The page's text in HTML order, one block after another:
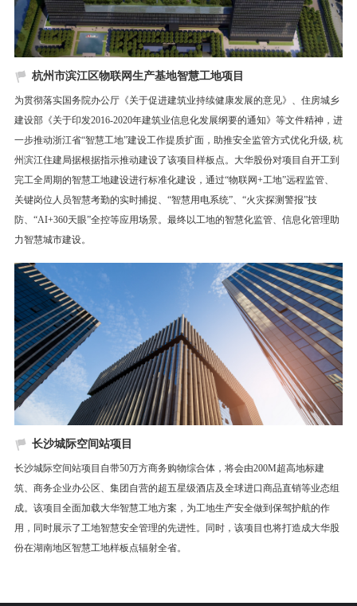
杭州市滨江区物联网生产基地智慧工地项目
为贯彻落实国务院办公厅《关于促进建筑业持续健康发展的意见》、住房城乡
建设部《关于印发2016-2020年建筑业信息化发展纲要的通知》等文件精神，进
一步推动浙江省“智慧工地”建设工作提质扩面，助推安全监管方式优化升级, 杭
州滨江住建局据根据指示推动建设了该项目样板点。大华股份对项目自开工到
完工全周期的智慧工地建设进行标准化建设，通过“物联网+工地”远程监管、
关键岗位人员智慧考勤的实时捕捉、“智慧用电系统”、“火灾探测警报”技
防、“AI+360天眼”全控等应用场景。最终以工地的智慧化监管、信息化管理助
力智慧城市建设。
长沙城际空间站项目
长沙城际空间站项目自带50万方商务购物综合体，将会由200M超高地标建
筑、商务企业办公区、集团自营的超五星级酒店及全球进口商品直销等业态组
成。该项目全面加载大华智慧工地方案，为工地生产安全做到保驾护航的作
用，同时展示了工地智慧安全管理的先进性。同时，该项目也将打造成大华股
份在湖南地区智慧工地样板点辐射全省。